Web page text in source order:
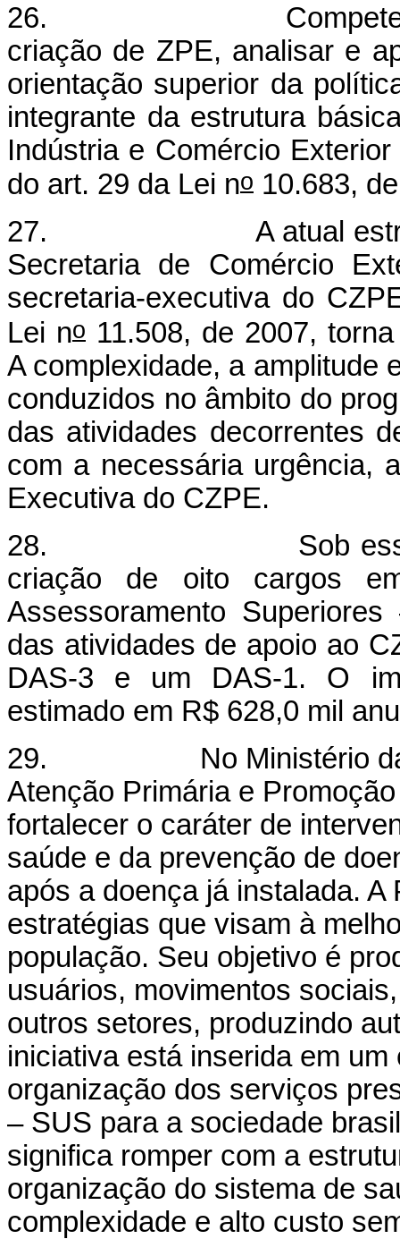
26. Compete ao
criação de ZPE, analisar e
orientação superior da
integrante da estrutura
Indústria e Comércio
do art. 29 da Lei no 10.683,
27. A atual estrutura
Secretaria de Comércio
secretaria-executiva do
Lei no 11.508, de 2007,
A complexidade, a amplitude
conduzidos no âmbito do
das atividades decorrentes
com a necessária urgência,
Executiva do CZPE.
28. Sob esses
criação de oito cargos
Assessoramento
das atividades de apoio ao
DAS-3 e um DAS-1. O
estimado em R$ 628,0 mil
29. No Ministério da
Atenção Primária e
fortalecer o caráter de
saúde e da prevenção de
após a doença já instalada. A
estratégias que visam à
população. Seu objetivo é
usuários, movimentos
outros setores, produzindo
iniciativa está inserida em
organização dos serviços
– SUS para a sociedade
significa romper com a
organização do sistema de
complexidade e alto custo